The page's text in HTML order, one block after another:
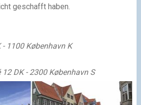
geschafft haben.
1100 København K
12DK - 2300 København S